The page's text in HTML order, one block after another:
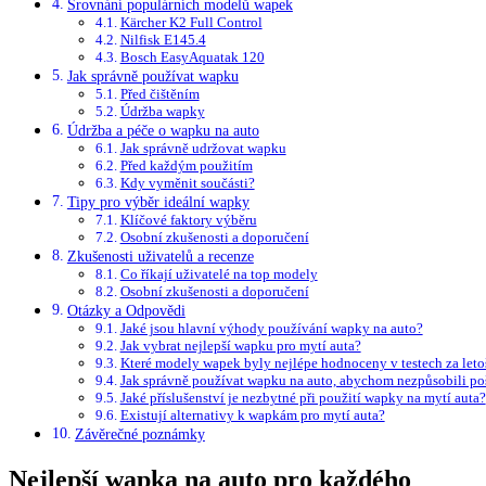
Srovnání populárních modelů wapek
Kärcher K2 Full Control
Nilfisk E145.4
Bosch EasyAquatak 120
Jak správně používat wapku
Před čištěním
Údržba wapky
Údržba a péče o wapku na auto
Jak správně udržovat wapku
Před každým použitím
Kdy vyměnit součásti?
Tipy pro výběr ideální wapky
Klíčové faktory výběru
Osobní zkušenosti a doporučení
Zkušenosti uživatelů a recenze
Co říkají uživatelé na top modely
Osobní zkušenosti a doporučení
Otázky a Odpovědi
Jaké jsou hlavní výhody používání wapky na auto?
Jak vybrat nejlepší wapku pro mytí auta?
Které modely wapek byly nejlépe hodnoceny v testech za
Jak správně používat wapku na auto, abychom nezpůsobili
Jaké příslušenství je nezbytné při použití wapky na mytí auta?
Existují alternativy k wapkám pro mytí auta?
Závěrečné poznámky
Nejlepší wapka na auto pro každého